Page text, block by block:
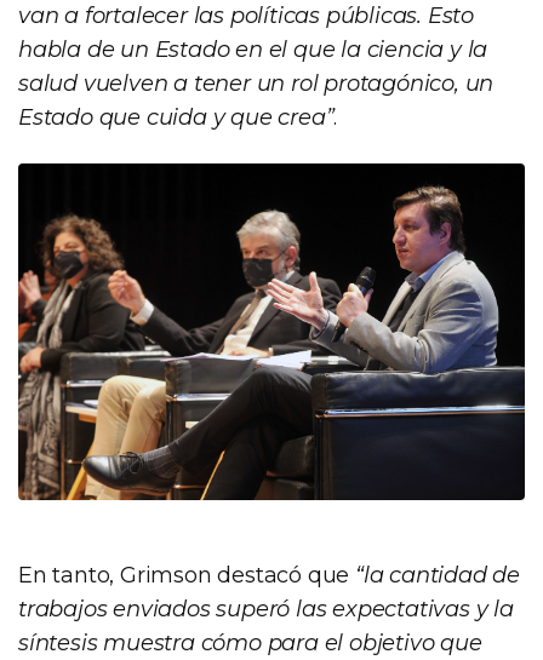
van a fortalecer las políticas públicas. Esto
habla de un Estado en el que la ciencia y la
salud vuelven a tener un rol protagónico, un
Estado que cuida y que crea”.
En tanto, Grimson destacó que “la cantidad de
trabajos enviados superó las expectativas y la
síntesis muestra cómo para el objetivo que